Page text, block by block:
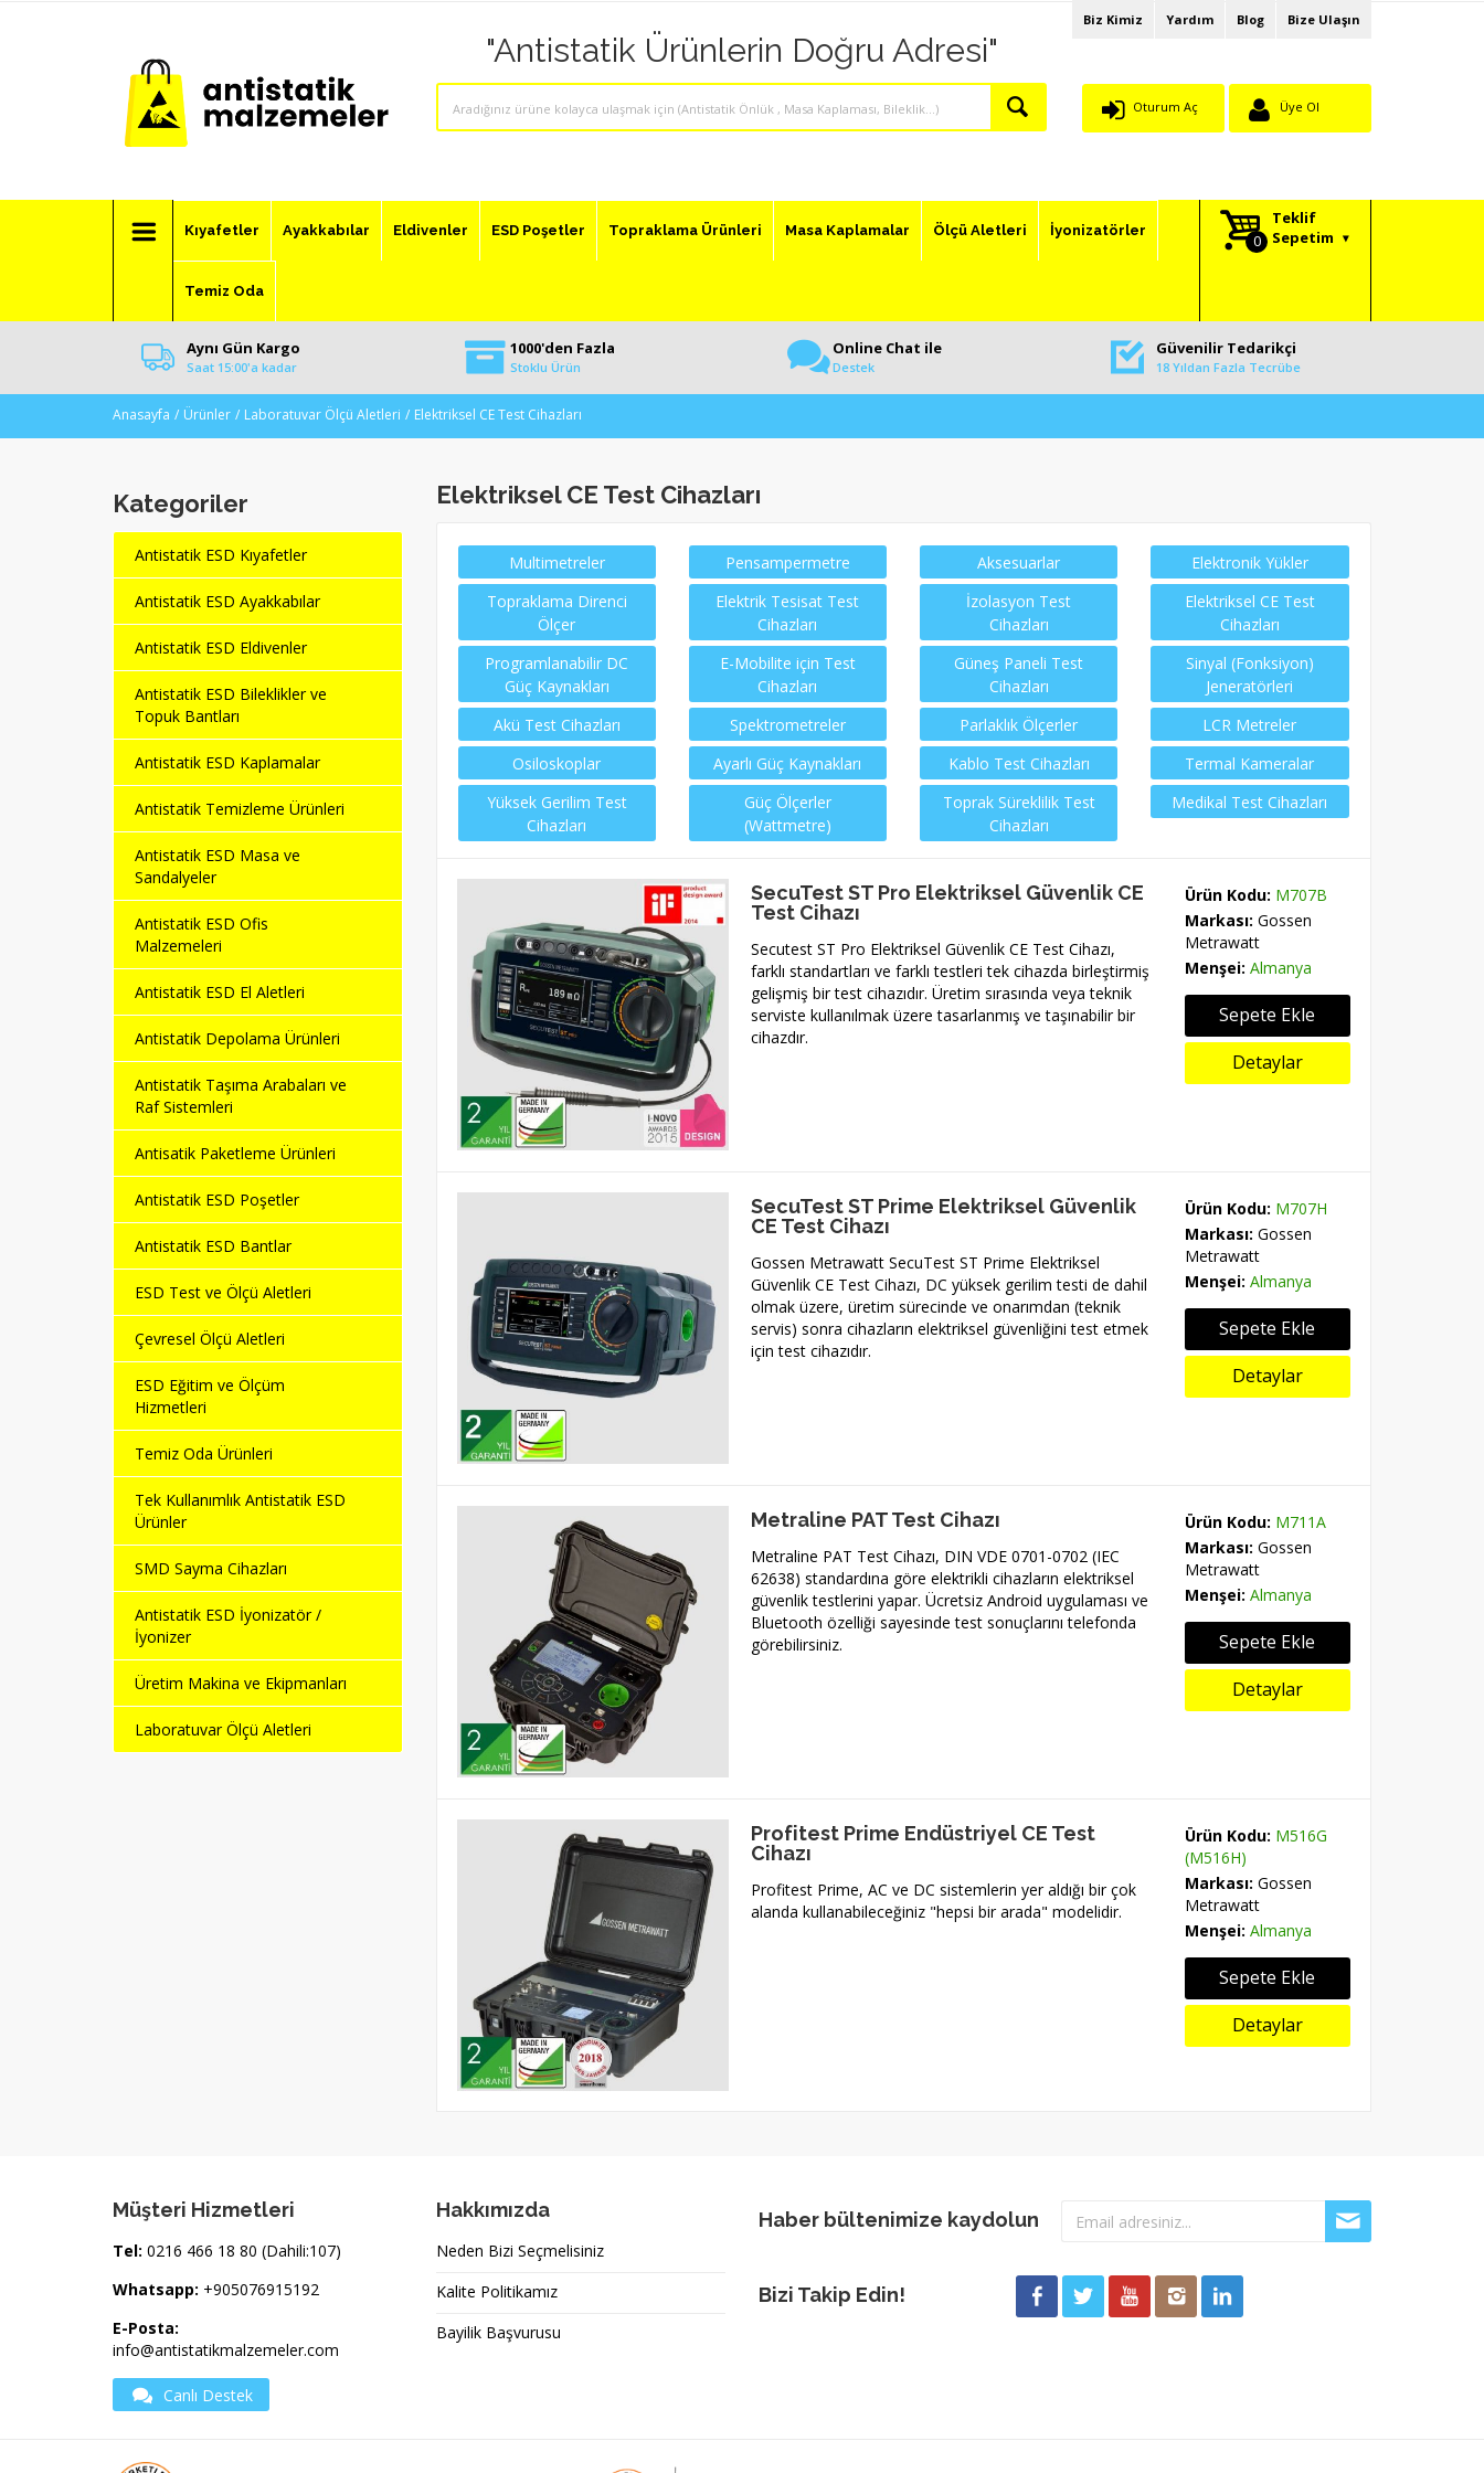
Biz Kimiz Yardım Blog Bize Ulaşın
"Antistatik Ürünlerin Doğru Adresi"
Oturum Aç Üye Ol
Kıyafetler Ayakkabılar Eldivenler ESD Poşetler Topraklama Ürünleri Masa Kaplamalar Ölçü Aletleri İyonizatörler
Temiz Oda
Teklif
Sepetim
Aynı Gün Kargo
Saat 15:00'a kadar
1000'den Fazla
Stoklu Ürün
Online Chat ile
Destek
Güvenilir Tedarikçi
18 Yıldan Fazla Tecrübe
Anasayfa Ürünler Laboratuvar Ölçü Aletleri Elektriksel CE Test Cihazları
Kategoriler
Antistatik ESD Kıyafetler
Antistatik ESD Ayakkabılar
Antistatik ESD Eldivenler
Antistatik ESD Bileklikler ve
Topuk Bantları
Antistatik ESD Kaplamalar
Antistatik Temizleme Ürünleri
Antistatik ESD Masa ve
Sandalyeler
Antistatik ESD Ofis
Malzemeleri
Antistatik ESD El Aletleri
Antistatik Depolama Ürünleri
Antistatik Taşıma Arabaları ve
Raf Sistemleri
Antisatik Paketleme Ürünleri
Antistatik ESD Poşetler
Antistatik ESD Bantlar
ESD Test ve Ölçü Aletleri
Çevresel Ölçü Aletleri
ESD Eğitim ve Ölçüm
Hizmetleri
Temiz Oda Ürünleri
Tek Kullanımlık Antistatik ESD
Ürünler
SMD Sayma Cihazları
Antistatik ESD İyonizatör /
İyonizer
Üretim Makina ve Ekipmanları
Laboratuvar Ölçü Aletleri
Elektriksel CE Test Cihazları
Multimetreler Pensampermetre Aksesuarlar
Elektronik Yükler
Topraklama Direnci
Ölçer
Elektrik Tesisat Test
Cihazları
İzolasyon Test
Cihazları
Elektriksel CE Test
Cihazları
Programlanabilir DC
Güç Kaynakları
E-Mobilite için Test
Cihazları
Güneş Paneli Test
Cihazları
Sinyal (Fonksiyon)
Jeneratörleri
Akü Test Cihazları
Spektrometreler Parlaklık Ölçerler
LCR Metreler
Osiloskoplar
Ayarlı Güç Kaynakları Kablo Test Cihazları
Termal Kameralar
Yüksek Gerilim Test
Cihazları
Güç Ölçerler
(Wattmetre)
Toprak Süreklilik Test
Cihazları
Medikal Test Cihazları
SecuTest ST Pro Elektriksel Güvenlik CE
Test Cihazı
Secutest ST Pro Elektriksel Güvenlik CE Test Cihazı,
farklı standartları ve farklı testleri tek cihazda birleştirmiş
gelişmiş bir test cihazıdır. Üretim sırasında veya teknik
serviste kullanılmak üzere tasarlanmış ve taşınabilir bir
cihazdır.
Ürün Kodu: M707B
Markası: Gossen
Metrawatt
Menşei: Almanya
Sepete Ekle
Detaylar
SecuTest ST Prime Elektriksel Güvenlik
CE Test Cihazı
Gossen Metrawatt SecuTest ST Prime Elektriksel
Güvenlik CE Test Cihazı, DC yüksek gerilim testi de dahil
olmak üzere, üretim sürecinde ve onarımdan (teknik
servis) sonra cihazların elektriksel güvenliğini test etmek
için test cihazıdır.
Ürün Kodu: M707H
Markası: Gossen
Metrawatt
Menşei: Almanya
Sepete Ekle
Detaylar
Metraline PAT Test Cihazı
Metraline PAT Test Cihazı, DIN VDE 0701-0702 (IEC
62638) standardına göre elektrikli cihazların elektriksel
güvenlik testlerini yapar. Ücretsiz Android uygulaması ve
Bluetooth özelliği sayesinde test sonuçlarını telefonda
görebilirsiniz.
Ürün Kodu: M711A
Markası: Gossen
Metrawatt
Menşei: Almanya
Sepete Ekle
Detaylar
Profitest Prime Endüstriyel CE Test
Cihazı
Profitest Prime, AC ve DC sistemlerin yer aldığı bir çok
alanda kullanabileceğiniz "hepsi bir arada" modelidir.
Ürün Kodu: M516G
(M516H)
Markası: Gossen
Metrawatt
Menşei: Almanya
Sepete Ekle
Detaylar
Müşteri Hizmetleri
Tel: 0216 466 18 80 (Dahili:107)
Whatsapp: +905076915192
E-Posta:
info@antistatikmalzemeler.com
Canlı Destek
Hakkımızda
Neden Bizi Seçmelisiniz
Kalite Politikamız
Bayilik Başvurusu
Haber bültenimize kaydolun
Bizi Takip Edin!